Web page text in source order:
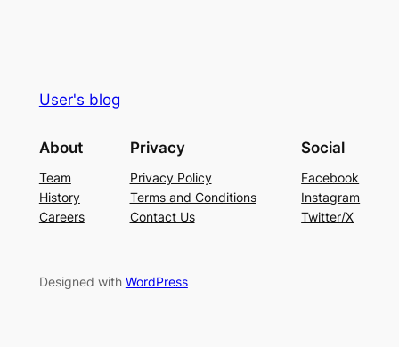
User's blog
About
Team
History
Careers
Privacy
Privacy Policy
Terms and Conditions
Contact Us
Social
Facebook
Instagram
Twitter/X
Designed with WordPress